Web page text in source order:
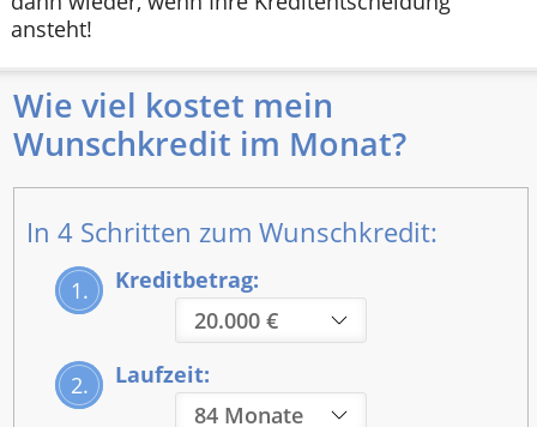
ansteht!
Wie viel kostet mein
Wunschkredit im Monat?
In 4 Schritten zum Wunschkredit:
1. Kreditbetrag:
2. Laufzeit: